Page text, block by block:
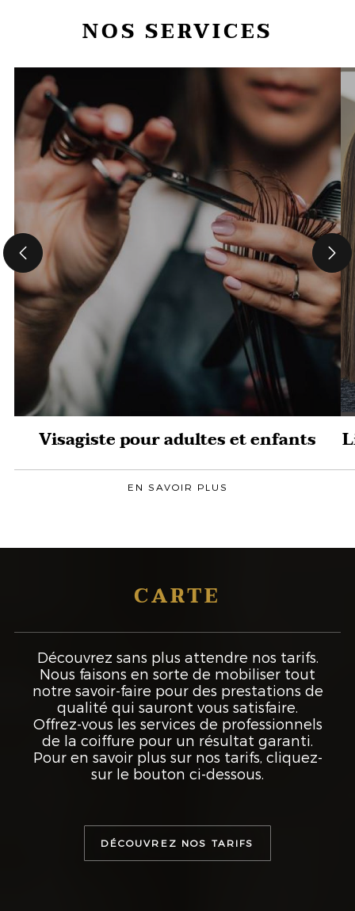
NOS SERVICES
Visagiste pour adultes et enfants
EN SAVOIR PLUS
CARTE
Découvrez sans plus attendre nos tarifs.
Nous faisons en sorte de mobiliser tout
notre savoir-faire pour des prestations de
qualité qui sauront vous satisfaire.
Offrez-vous les services de professionnels
de la coiffure pour un résultat garanti.
Pour en savoir plus sur nos tarifs, cliquez-
sur le bouton ci-dessous.
DÉCOUVREZ NOS TARIFS